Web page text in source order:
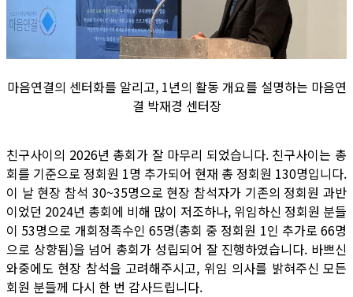
마음연결의 센터화를 알리고, 1년의 활동 개요를 설명하는 마음연
결 박재경 센터장
친구사이의 2026년 총회가 잘 마무리 되었습니다. 친구사이는 총
회를 기준으로 정회원 1명 추가되어 현재 총 정회원 130명입니다.
이 날 현장 참석 30~35명으로 현장 참석자가 기존의 정회원 과반
이었던 2024년 총회에 비해 많이 저조하나, 위임하신 정회원 분들
이 53명으로 개회정족수인 65명(총회 중 정회원 1인 추가로 66명
으로 상향됨)을 넘어 총회가 성립되어 잘 진행하였습니다. 바쁘신
와중에도 현장 참석을 고려해주시고, 위임 의사를 밝혀주신 모든
회원 분들께 다시 한 번 감사드립니다.